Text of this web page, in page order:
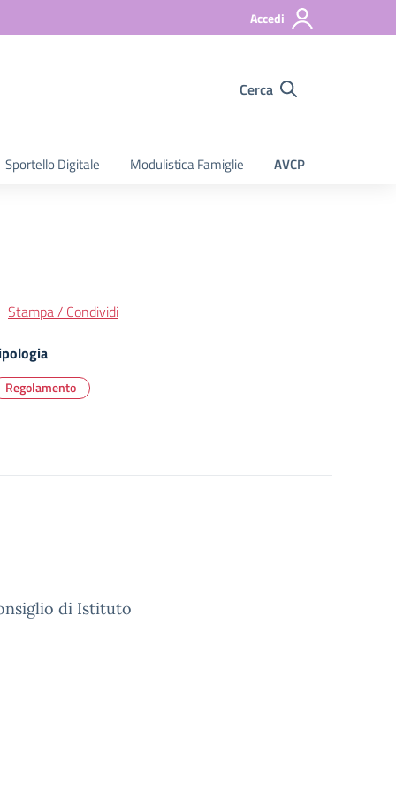
Accedi
Cerca
Sportello Digitale Modulistica Famiglie AVCP
Stampa / Condividi
Regolamento
di Istituto